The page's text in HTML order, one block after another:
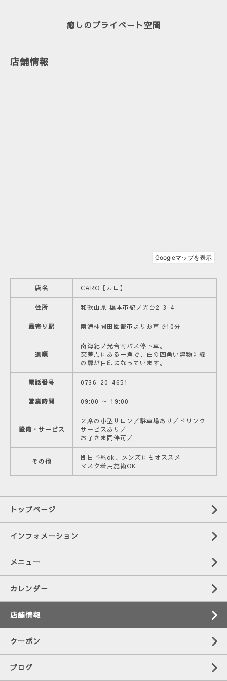
癒しのプライベート空間
店舗情報
店名 CARO【カロ】
住所 和歌山県 橋本市紀ノ光台2-3-4
最寄り駅 南海林間田園都市よりお車で10分
道順
南海紀ノ光台南バス停下車。
交差点にある一角で、白の四角い建物に緑
の扉が目印になっています。
電話番号 0736-20-4651
営業時間 09:00 ～ 19:00
設備・サービス
２席の小型サロン／駐車場あり／ドリンク
サービスあり／
お子さま同伴可／
その他
即日予約ok、メンズにもオススメ
マスク着用施術OK
トップページ
インフォメーション
メニュー
カレンダー
店舗情報
クーポン
ブログ